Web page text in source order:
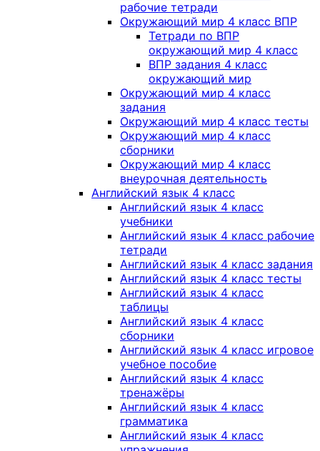
рабочие тетради
Окружающий мир 4 класс ВПР
Тетради по ВПР
окружающий мир 4 класс
ВПР задания 4 класс
окружающий мир
Окружающий мир 4 класс
задания
Окружающий мир 4 класс тесты
Окружающий мир 4 класс
сборники
Окружающий мир 4 класс
внеурочная деятельность
Английский язык 4 класс
Английский язык 4 класс
учебники
Английский язык 4 класс рабочие
тетради
Английский язык 4 класс задания
Английский язык 4 класс тесты
Английский язык 4 класс
таблицы
Английский язык 4 класс
сборники
Английский язык 4 класс игровое
учебное пособие
Английский язык 4 класс
тренажёры
Английский язык 4 класс
грамматика
Английский язык 4 класс